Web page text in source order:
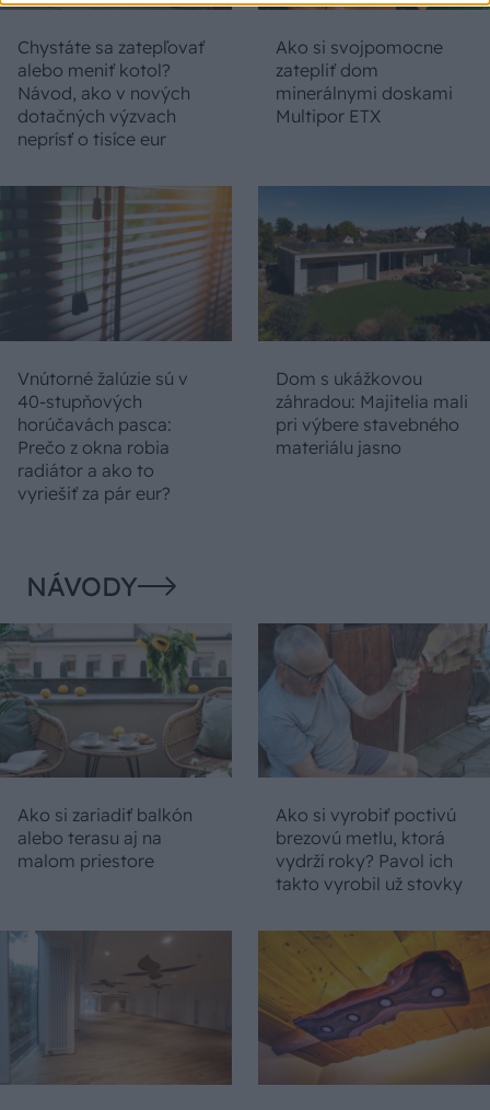
Chystáte sa zatepľovať
alebo meniť kotol?
Návod, ako v nových
dotačných výzvach
neprísť o tisíce eur
Ako si svojpomocne
zatepliť dom
minerálnymi doskami
Multipor ETX
Vnútorné žalúzie sú v
40-stupňových
horúčavách pasca:
Prečo z okna robia
radiátor a ako to
vyriešiť za pár eur?
Dom s ukážkovou
záhradou: Majitelia mali
pri výbere stavebného
materiálu jasno
NÁVODY
Ako si zariadiť balkón
alebo terasu aj na
malom priestore
Ako si vyrobiť poctivú
brezovú metlu, ktorá
vydrží roky? Pavol ich
takto vyrobil už stovky